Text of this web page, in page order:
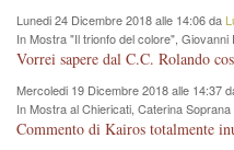
Lunedi 24 Dicembre 2018 alle 14:06 da
In Mostra "Il trionfo del colore",
Mercoledi 19 Dicembre 2018 alle 14:37
In Mostra al Chiericati, Caterina
del Pd: "realizzata a costo zero per il